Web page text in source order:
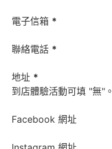
電子信箱 *
聯絡電話 *
地址 *
到店體驗活動可填 "無"。
Facebook 網址